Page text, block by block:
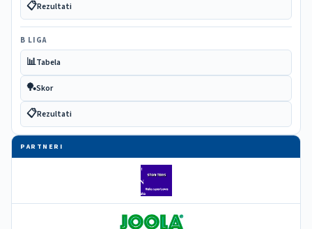
📋Rezultati
B LIGA
📊Tabela
🏓Skor
📋Rezultati
PARTNERI